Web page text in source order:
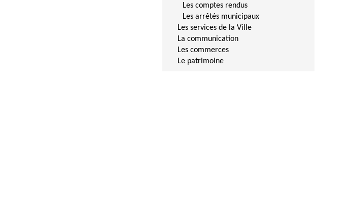
Les comptes rendus
Les arrêtés municipaux
Les services de la Ville
La communication
Les commerces
Le patrimoine